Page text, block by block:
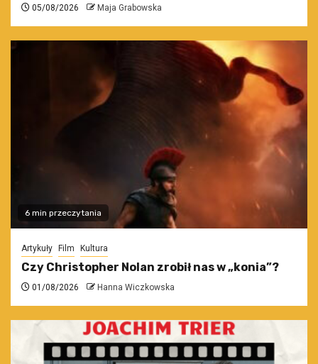
05/08/2026 Maja Grabowska
6 min przeczytania
Artykuły Film Kultura
Czy Christopher Nolan zrobił nas w „konia”?
01/08/2026 Hanna Wiczkowska